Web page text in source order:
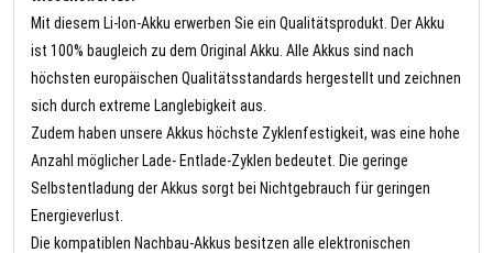
Mit diesem Li-Ion-Akku erwerben Sie ein Qualitätsprodukt. Der Akku
ist 100% baugleich zu dem Original Akku. Alle Akkus sind nach
höchsten europäischen Qualitätsstandards hergestellt und zeichnen
sich durch extreme Langlebigkeit aus.
Zudem haben unsere Akkus höchste Zyklenfestigkeit, was eine hohe
Anzahl möglicher Lade- Entlade-Zyklen bedeutet. Die geringe
Selbstentladung der Akkus sorgt bei Nichtgebrauch für geringen
Energieverlust.
Die kompatiblen Nachbau-Akkus besitzen alle elektronischen